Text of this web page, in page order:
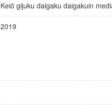
Keiō gijuku daigaku daigakuin
2019